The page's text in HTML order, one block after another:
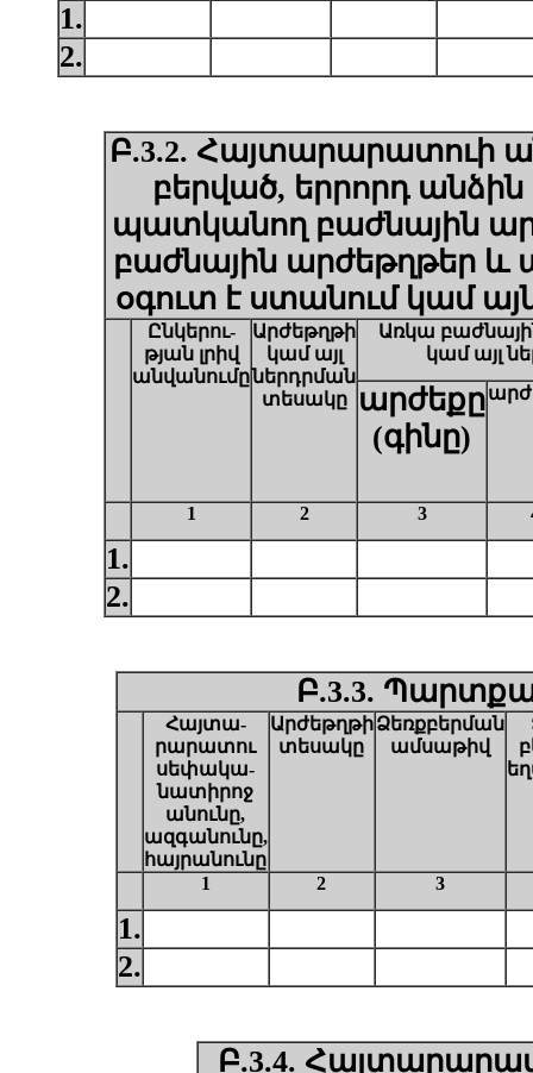
1.
2.
Բ.3.2. Հայտարարատուի
բերված, երրորդ
պատկանող բաժնային
բաժնային արժեթղթեր և
օգուտ է ստանում կամ
Ընկերու-
թյան լրիվ
անվանումը
Արժեթղթի
կամ այլ
ներդրման
տեսակը
Առկա
կամ այլ
արժեքը
(գինը)
1 2 3
1.
2.
Բ.3.3.
Հայտա-
րարատու
սեփակա-
նատիրոջ
անունը,
ազգանունը,
հայրանունը
Արժեթղթի
տեսակը
Ձեռքբերման
ամսաթիվ
1 2 3
1.
2.
Բ.3.4.